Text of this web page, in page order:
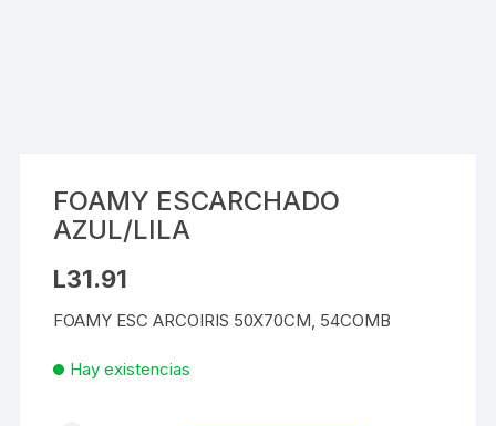
FOAMY ESCARCHADO
AZUL/LILA
L31.91
FOAMY ESC ARCOIRIS 50X70CM, 54COMB
Hay existencias